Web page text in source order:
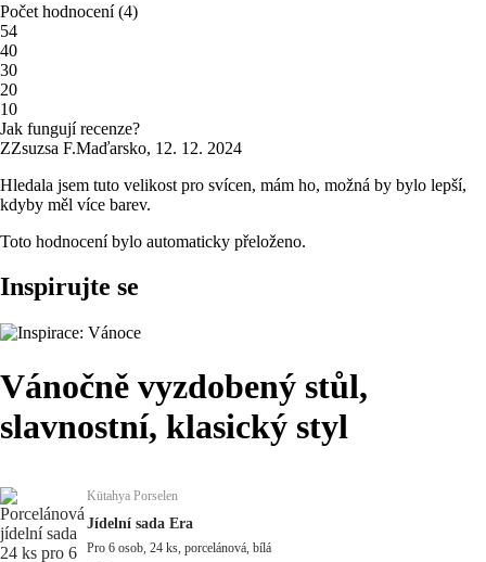
Počet hodnocení(4)
54
40
30
20
10
Jak fungují recenze?
ZZsuzsa F.Maďarsko, 12. 12. 2024
Hledala jsem tuto velikost pro svícen, mám ho, možná by bylo lepší,
kdyby měl více barev.
Toto hodnocení bylo automaticky přeloženo.
Inspirujte se
Vánočně vyzdobený stůl,
slavnostní, klasický styl
Kütahya Porselen
Jídelní sada Era
Pro 6 osob, 24 ks, porcelánová, bílá